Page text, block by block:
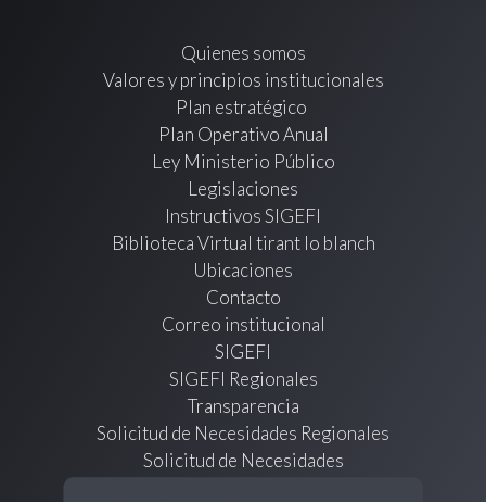
Quienes somos
Valores y principios institucionales
Plan estratégico
Plan Operativo Anual
Ley Ministerio Público
Legislaciones
Instructivos SIGEFI
Biblioteca Virtual tirant lo blanch
Ubicaciones
Contacto
Correo institucional
SIGEFI
SIGEFI Regionales
Transparencia
Solicitud de Necesidades Regionales
Solicitud de Necesidades